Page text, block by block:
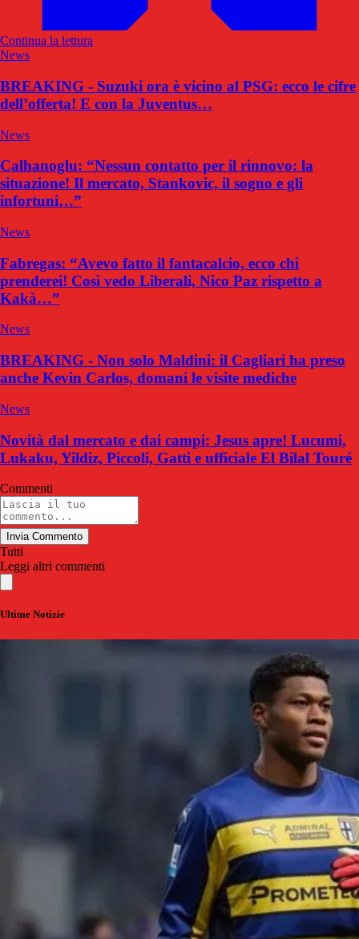
Continua la lettura
News
BREAKING - Suzuki ora è vicino al PSG: ecco le cifre
dell’offerta! E con la Juventus…
News
Calhanoglu: “Nessun contatto per il rinnovo: la
situazione! Il mercato, Stankovic, il sogno e gli
infortuni…”
News
Fabregas: “Avevo fatto il fantacalcio, ecco chi
prenderei! Così vedo Liberali, Nico Paz rispetto a
Kakà…”
News
BREAKING - Non solo Maldini: il Cagliari ha preso
anche Kevin Carlos, domani le visite mediche
News
Novità dal mercato e dai campi: Jesus apre! Lucumi,
Lukaku, Yildiz, Piccoli, Gatti e ufficiale El Bilal Touré
Commenti
Invia Commento
Tutti
Leggi altri commenti
Ultime Notizie